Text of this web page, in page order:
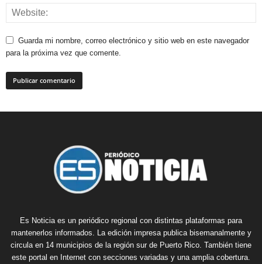
Guarda mi nombre, correo electrónico y sitio web en este navegador
para la próxima vez que comente.
Es Noticia es un periódico regional con distintas plataformas para
mantenerlos informados. La edición impresa publica bisemanalmente y
circula en 14 municipios de la región sur de Puerto Rico. También tiene
este portal en Internet con secciones variadas y una amplia cobertura.